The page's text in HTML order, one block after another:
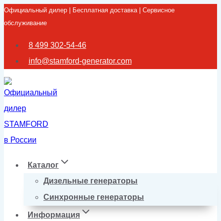
Перейти
к
содержимому
Официальный дилер | Бесплатная доставка | Сервисное
обслуживание
8 499 302-54-46
info@stamford-generator.com
Каталог
Дизельные генераторы
Синхронные генераторы
Информация